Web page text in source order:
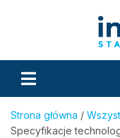
Strona główna
Specyfikacje